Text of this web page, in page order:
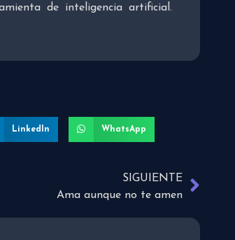
de inteligencia artificial.
LinkedIn WhatsApp
SIGUIENTE
Ama aunque no te amen